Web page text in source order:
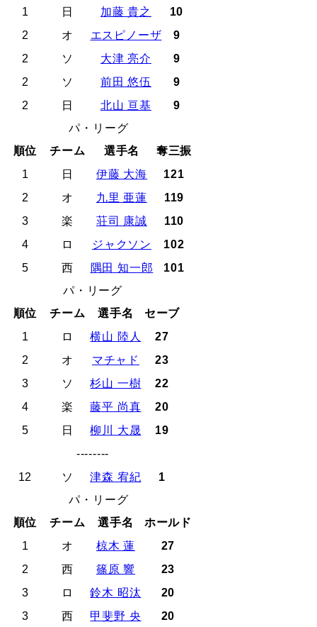
1 日 加藤 貴之
10
2
オ エスピノーザ
9
2
ソ 大津 亮介
9
2
ソ 前田 悠伍
9
2
日 北山 亘基
9
パ・リーグ
順位
チーム 選手名
奪三振
1
日 伊藤 大海
121
2
オ 九里 亜蓮
119
3
楽 荘司 康誠
110
4
ロ ジャクソン
102
5
西 隅田 知一郎
101
パ・リーグ
順位
チーム 選手名
セーブ
1
ロ 横山 陸人
27
2
オ マチャド
23
3
ソ 杉山 一樹
22
4
楽 藤平 尚真
20
5
日 柳川 大晟
19
--------
12
ソ 津森 宥紀
1
パ・リーグ
順位
チーム 選手名
ホールド
1
オ 椋木 蓮
27
2
西 篠原 響
23
3
ロ 鈴木 昭汰
20
3
西 甲斐野 央
20